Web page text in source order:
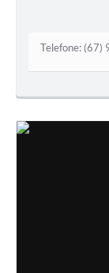
Telefone: